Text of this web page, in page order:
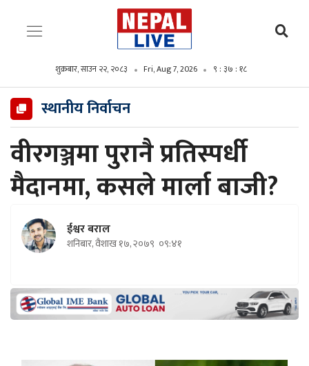
शुक्रबार, साउन २२, २०८३ Fri, Aug 7, 2026 ९ : ३७ : २०
स्थानीय निर्वाचन
वीरगञ्जमा पुरानै प्रतिस्पर्धी
मैदानमा, कसले मार्ला बाजी?
ईश्वर बराल
शनिबार, वैशाख १७, २०७९ ०९:४१